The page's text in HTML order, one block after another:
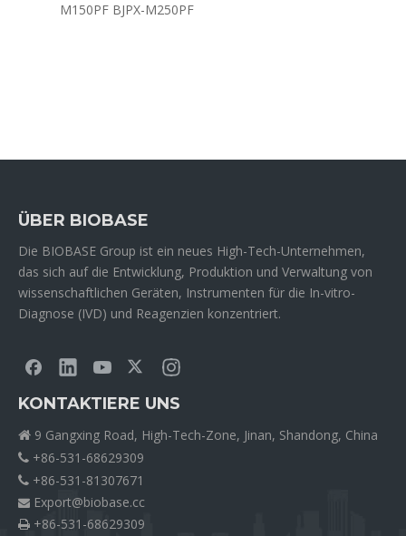
M150PF BJPX-M250PF
ÜBER BIOBASE
Die BIOBASE Group ist ein neues High-Tech-Unternehmen,
das sich auf die Entwicklung, Produktion und Verwaltung von
wissenschaftlichen Geräten, Instrumenten für die In-vitro-
Diagnose (IVD) und Reagenzien konzentriert.
KONTAKTIERE UNS
 9 Gangxing Road, High-Tech-Zone, Jinan, Shandong, China
 +86-531-68629309
 +86-531-81307671
 Export@biobase.cc
 +86-531-68629309